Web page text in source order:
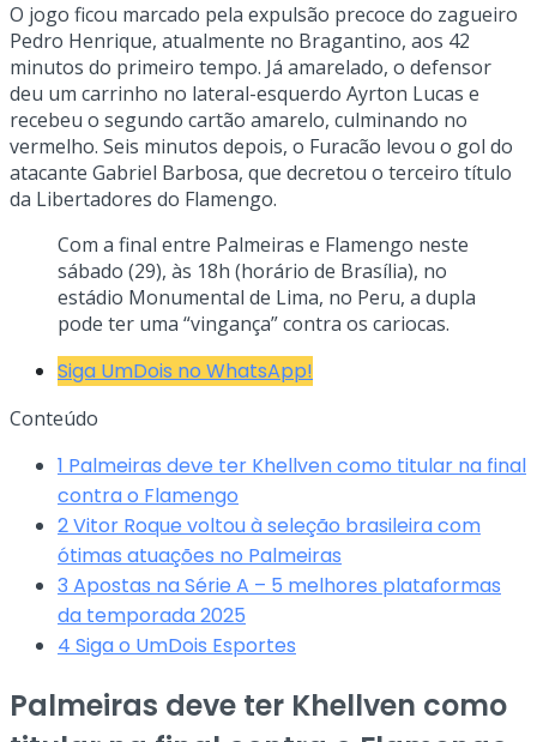
O jogo ficou marcado pela expulsão precoce do zagueiro
Pedro Henrique, atualmente no Bragantino, aos 42
minutos do primeiro tempo. Já amarelado, o defensor
deu um carrinho no lateral-esquerdo Ayrton Lucas e
recebeu o segundo cartão amarelo, culminando no
vermelho. Seis minutos depois, o Furacão levou o gol do
atacante Gabriel Barbosa, que decretou o terceiro título
da Libertadores do Flamengo.
Com a final entre Palmeiras e Flamengo neste
sábado (29), às 18h (horário de Brasília), no
estádio Monumental de Lima, no Peru, a dupla
pode ter uma “vingança” contra os cariocas.
Siga UmDois no WhatsApp!
Conteúdo
1 Palmeiras deve ter Khellven como titular na final
contra o Flamengo
2Vitor Roque voltou à seleção brasileira com
ótimas atuações no Palmeiras
3 Apostas na Série A – 5 melhores plataformas
da temporada 2025
4 Siga o UmDois Esportes
Palmeiras deve ter Khellven como